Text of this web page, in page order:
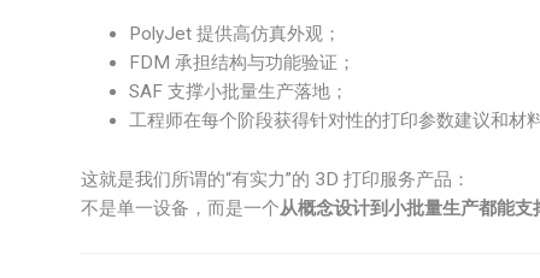
PolyJet 提供高仿真外观；
FDM 承担结构与功能验证；
SAF 支撑小批量生产落地；
工程师在每个阶段获得针对性的打印参数建议和材
这就是我们所谓的“有实力”的 3D 打印服务产品：
不是单一设备，而是一个从概念设计到小批量生产都能支